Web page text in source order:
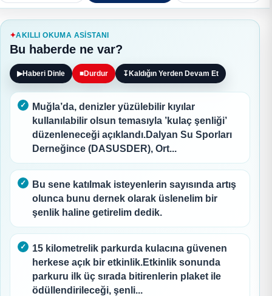
AKILLI OKUMA ASISTANI
Bu haberde ne var?
▶Haberi Dinle ■Durdur ↧ Kaldığın Yerden Devam Et
Muğla’da, denizler yüzülebilir kıyılar
kullanılabilir olsun temasıyla ’kulaç şenliği’
düzenleneceği açıklandı.Dalyan Su Sporları
Derneğince (DASUSDER), Ort...
Bu sene katılmak isteyenlerin sayısında artış
olunca bunu dernek olarak üslenelim bir
şenlik haline getirelim dedik.
15 kilometrelik parkurda kulacına güvenen
herkese açık bir etkinlik.Etkinlik sonunda
parkuru ilk üç sırada bitirenlerin plaket ile
ödüllendirileceği, şenli...